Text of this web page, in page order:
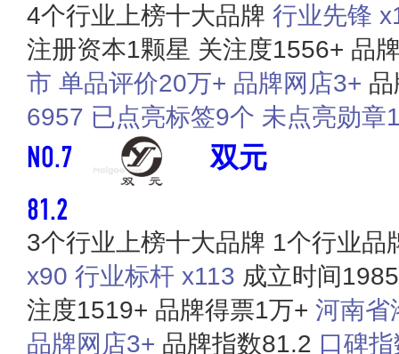
4个行业上榜十大品牌 行业先锋
注册资本1颗星 关注度1556+ 品
市 单品评价20万+ 品牌网店3+
6957 已点亮标签9个 未点亮勋章
NO.7 双元
81.2
3个行业上榜十大品牌 1个行业品
x90 行业标杆 x113 成立时间
注度1519+ 品牌得票1万+ 河南省
品牌网店3+ 品牌指数81.2 口碑